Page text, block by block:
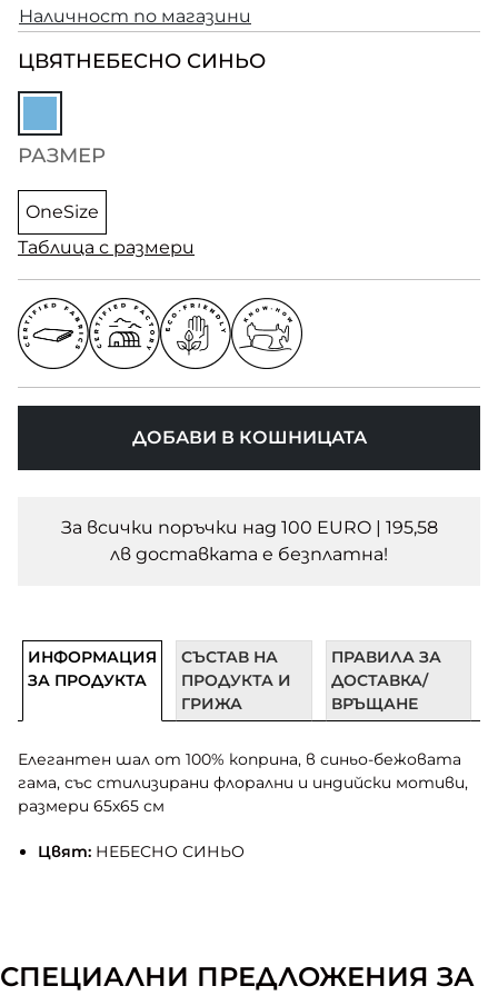
Наличност по магазини
ЦВЯТНЕБЕСНО СИНЬО
РАЗМЕР
OneSize
Таблица с размери
ДОБАВИ В КОШНИЦАТА
За всички поръчки над 100 EURO | 195,58
лв доставката e безплатна!
ИНФОРМАЦИЯ
ЗА ПРОДУКТА
СЪСТАВ НА
ПРОДУКТА И
ГРИЖА
ПРАВИЛА ЗА
ДОСТАВКА/
ВРЪЩАНЕ
Елегантен шал от 100% коприна, в синьо-бежовата
гама, със стилизирани флорални и индийски мотиви,
размери 65х65 см
Цвят:НЕБЕСНО СИНЬО
СПЕЦИАЛНИ ПРЕДЛОЖЕНИЯ ЗА